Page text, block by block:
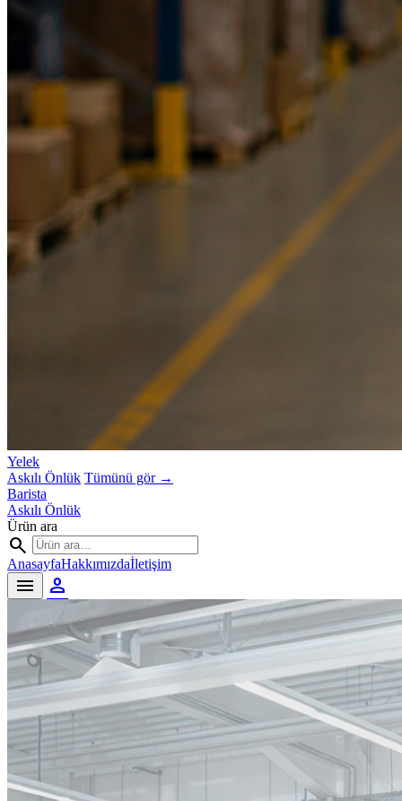
Yelek
Askılı Önlük Tümünü gör →
Barista
Askılı Önlük
Ürün ara
search
AnasayfaHakkımızdaİletişim
menu person